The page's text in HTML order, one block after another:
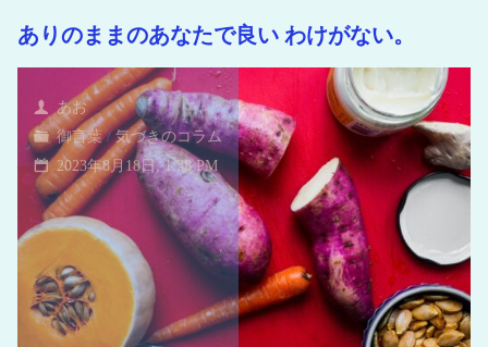
ありのままのあなたで良い わけがない。
あお
御言葉 / 気づきのコラム
2023年8月18日, 1:38 PM